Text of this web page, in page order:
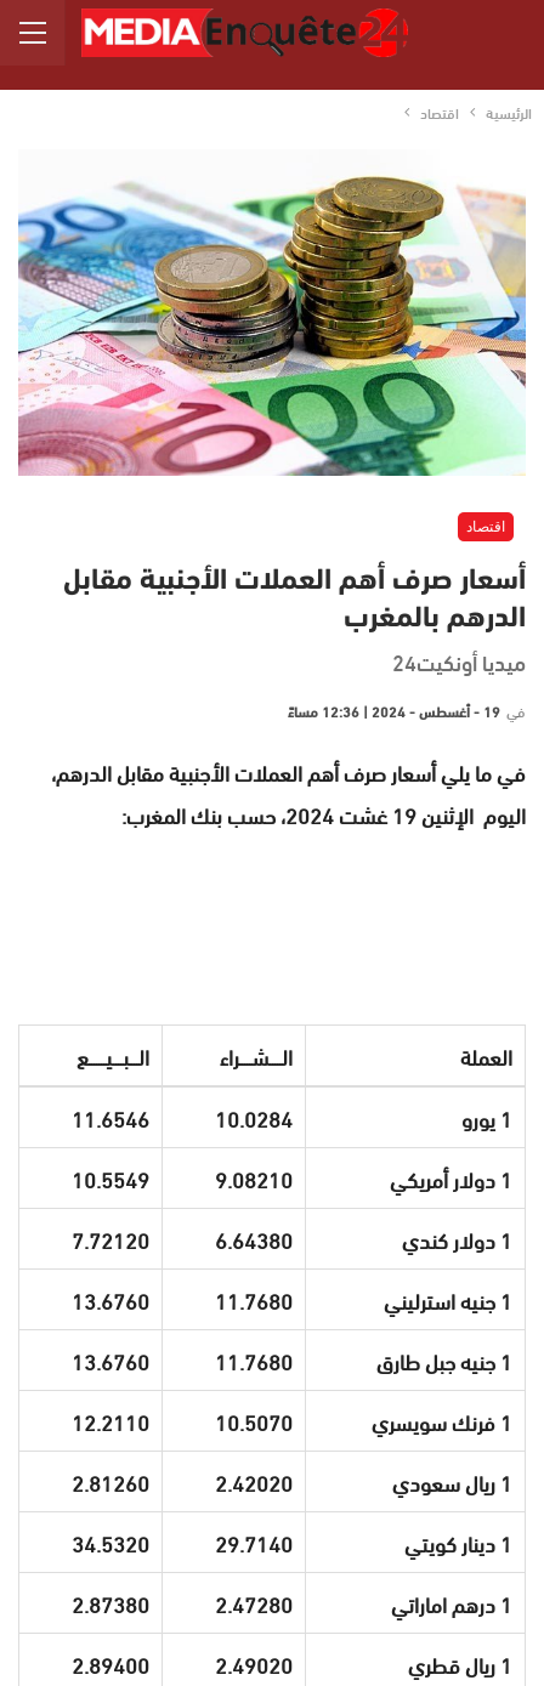
الرئيسية اقتصاد
اقتصاد
أسعار صرف أهم العملات الأجنبية مقابل
الدرهم بالمغرب
ميديا أونكيت24
في 19 - أغسطس - 2024 | 12:36 مساءً
في ما يلي أسعار صرف أهم العملات الأجنبية مقابل الدرهم،
اليوم الإثنين 19 غشت 2024، حسب بنك المغرب:
العملة الـــــشـــــراء
الــــبــــيـــــــع
1 يورو
10.0284
11.6546
1 دولار أمريكي
9.08210
10.5549
1 دولار كندي
6.64380
7.72120
1 جنيه استرليني
11.7680
13.6760
1 جنيه جبل طارق
11.7680
13.6760
1 فرنك سويسري
10.5070
12.2110
1 ريال سعودي
2.42020
2.81260
1 دينار كويتي
29.7140
34.5320
1 درهم اماراتي
2.47280
2.87380
1 ريال قطري
2.49020
2.89400